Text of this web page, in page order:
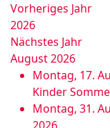
Vorheriges Jahr
2026
Nächstes Jahr
August 2026
Montag, 17.
Kinder
Montag, 31.